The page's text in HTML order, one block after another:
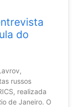
do
russos
realizada
de Janeiro. O